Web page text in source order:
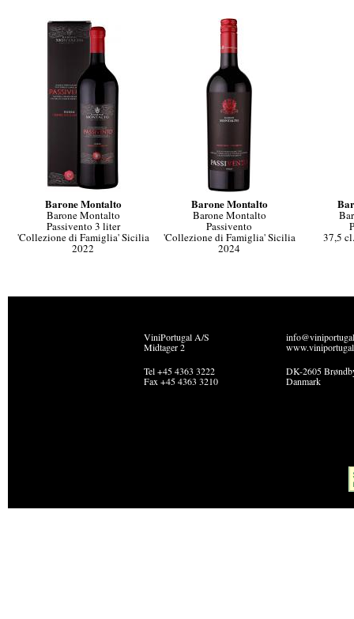
Barone Montalto
Barone Montalto
Passivento 3 liter
'Collezione di Famiglia' Sicilia
2022
Barone Montalto
Barone Montalto
Passivento
'Collezione di Famiglia' Sicilia
2024
37,5
ViniPortugal A/S
Midtager 2
Tel +45 4363 3222
Fax +45 4363 3210
DK-2605
Danmark